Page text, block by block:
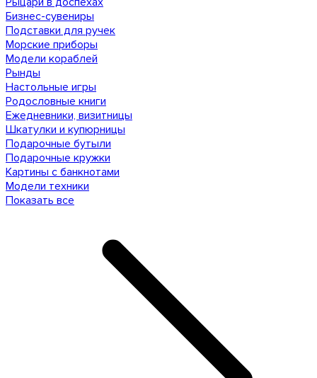
Бизнес-сувениры
Подставки для ручек
Морские приборы
Модели кораблей
Рынды
Настольные игры
Родословные книги
Ежедневники, визитницы
Шкатулки и купюрницы
Подарочные бутыли
Подарочные кружки
Картины с банкнотами
Модели техники
Показать все